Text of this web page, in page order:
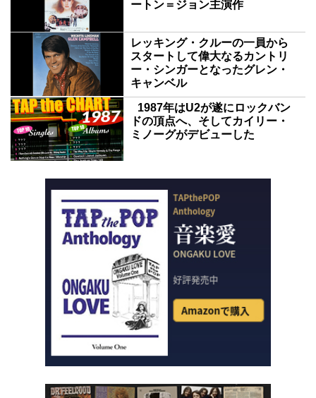
ートン＝ジョン主演作
レッキング・クルーの一員から
スタートして偉大なるカントリ
ー・シンガーとなったグレン・
キャンベル
1987年はU2が遂にロックバン
ドの頂点へ、そしてカイリー・
ミノーグがデビューした